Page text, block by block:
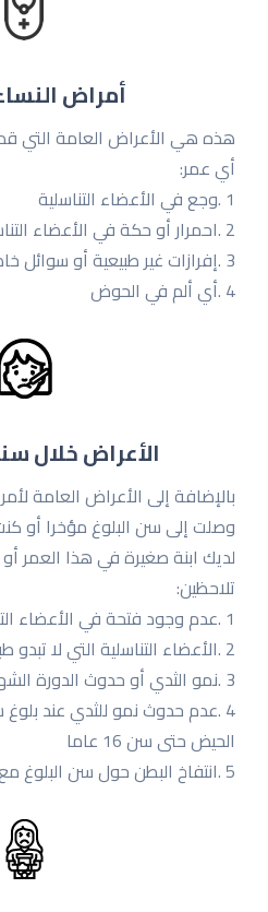
أمراض
هذه هي الأعراض العامة التي
أي عمر:
1 .وجع في الأعضاء التناسلیة
2 .احمرار أو حكة في الأعضاء التناسلیة
3 .إفرازات غیر طبیعیة أو سوائل خاصة ذات لون أو رائحة غریبة
4 .أي ألم في الحوض
الأعراض خلال
بالإضافة إلى الأعراض العامة
وصلت إلى سن البلوغ مؤخرا أو
لدیك ابنة صغیرة في هذا العمر
تلاحظین:
1 .عدم وجود فتحة في الأعضاء التناسلیة
2 .الأعضاء التناسلیة التي لا تبدو طبیعیة
3 .نمو الثدي أو حدوث الدورة الشهریة الأولى قبل 8 سنوات
الحیض حتى سن 16 عاما
5 .انتفاخ البطن حول سن البلوغ مع غیاب الدورة الشهریة